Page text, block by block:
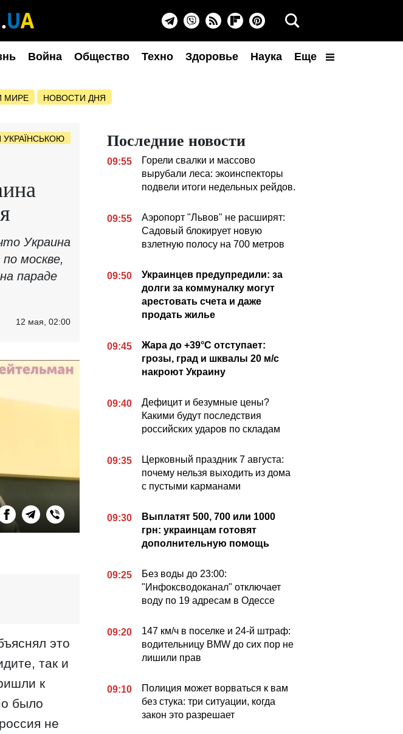
Война Общество Техно Здоровье Наука Еще
МИРЕ НОВОСТИ ДНЯ
УКРАЇНСЬКОЮ
Украина
москве,
параде
12 мая, 02:00
это
так и
к
было
не
Последние новости
09:55
Горели свалки и массово
вырубали леса: экоинспекторы
подвели итоги недельных рейдов.
09:55
Аэропорт "Львов" не расширят:
Садовый блокирует новую
взлетную полосу на 700 метров
09:50
Украинцев предупредили: за
долги за коммуналку могут
арестовать счета и даже
продать жилье
09:45
Жара до +39°C отступает:
грозы, град и шквалы 20 м/с
накроют Украину
09:40
Дефицит и безумные цены?
Какими будут последствия
российских ударов по складам
09:35
Церковный праздник 7 августа:
почему нельзя выходить из дома
с пустыми карманами
09:30
Выплатят 500, 700 или 1000
грн: украинцам готовят
дополнительную помощь
09:25
Без воды до 23:00:
"Инфоксводоканал" отключает
воду по 19 адресам в Одессе
09:20
147 км/ч в поселке и 24-й штраф:
водительницу BMW до сих пор не
лишили прав
09:10
Полиция может ворваться к вам
без стука: три ситуации, когда
закон это разрешает